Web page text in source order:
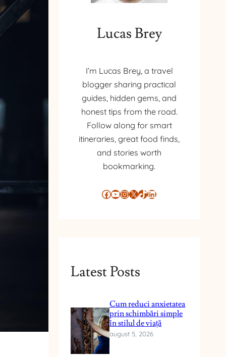
Lucas Brey
I’m Lucas Brey, a travel
blogger sharing practical
guides, hidden gems, and
honest tips from the road.
Follow along for smart
itineraries, great food finds,
and stories worth
bookmarking.
Facebook YouTube InstagramX TikTok LinkedIn
Latest Posts
Cum reduci anxietatea
prin schimbări simple
în stilul de viață
august 5, 2026